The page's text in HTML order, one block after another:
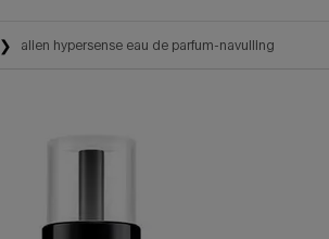
alien hypersense eau de parfum-navulling